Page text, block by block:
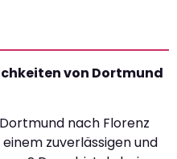
von Dortmund
nach Florenz
zuverlässigen und